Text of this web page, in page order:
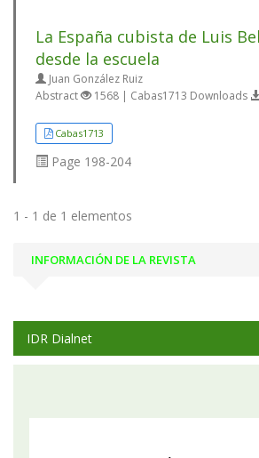
La España cubista de Luis
desde la escuela
Juan González Ruiz
Abstract
1568 | Cabas1713 Downloads
Cabas1713
Page 198-204
1 - 1 de 1 elementos
INFORMACIÓN DE LA REVISTA
IDR Dialnet